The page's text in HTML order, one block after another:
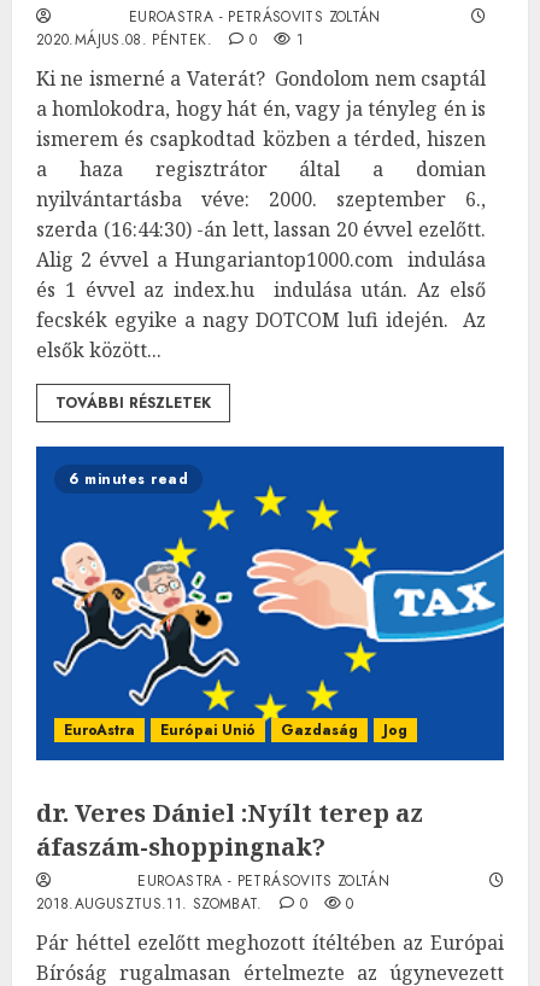
EUROASTRA - PETRÁSOVITS ZOLTÁN
2020.MÁJUS.08. PÉNTEK.
0 1
Ki ne ismerné a Vaterát? Gondolom nem csaptál
a homlokodra, hogy hát én, vagy ja tényleg én is
ismerem és csapkodtad közben a térded, hiszen
a haza regisztrátor által a domian
nyilvántartásba véve: 2000. szeptember 6.,
szerda (16:44:30) -án lett, lassan 20 évvel ezelőtt.
Alig 2 évvel a Hungariantop1000.com indulása
és 1 évvel az index.hu indulása után. Az első
fecskék egyike a nagy DOTCOM lufi idején. Az
elsők között...
TOVÁBBI RÉSZLETEK
6 minutes read
EuroAstra Európai Unió Gazdaság Jog
dr. Veres Dániel :Nyílt terep az
áfaszám-shoppingnak?
EUROASTRA - PETRÁSOVITS ZOLTÁN
2018.AUGUSZTUS.11. SZOMBAT.
0 0
Pár héttel ezelőtt meghozott ítéltében az Európai
Bíróság rugalmasan értelmezte az úgynevezett